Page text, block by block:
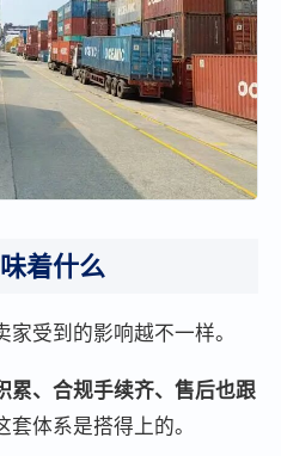
着什么
受到的影响越不一样。
累、合规手续齐、售后也跟
套体系是搭得上的。